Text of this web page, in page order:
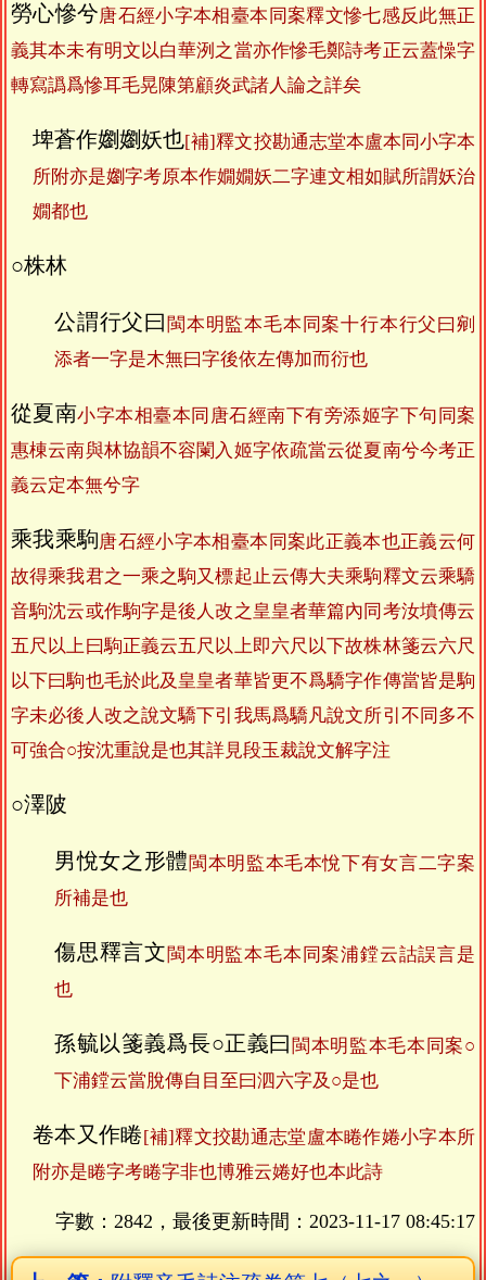
勞心慘兮唐石經小字本相臺本同案釋文慘七感反此無正
義其本未有明文以白華洌之當亦作慘毛鄭詩考正云蓋懆字
轉寫譌爲慘耳毛晃陳第顧炎武諸人論之詳矣
埤蒼作嬼嬼妖也[補]釋文挍勘通志堂本盧本同小字本
所附亦是嬼字考原本作嫺嫺妖二字連文相如賦所謂妖治
嫺都也
○株林
公謂行父曰 閩本明監本毛本同案十行本行父曰剜
添者一字是木無曰字後依左傳加而衍也
從夏南小字本相臺本同唐石經南下有旁添姬字下句同案
惠棟云南與林協韻不容闌入姬字依疏當云從夏南兮今考正
義云定本無兮字
乘我乘駒唐石經小字本相臺本同案此正義本也正義云何
故得乘我君之一乘之駒又標起止云傳大夫乘駒釋文云乘驕
音駒沈云或作駒字是後人改之皇皇者華篇內同考汝墳傳云
五尺以上曰駒正義云五尺以上即六尺以下故株林箋云六尺
以下曰駒也毛於此及皇皇者華皆更不爲驕字作傳當皆是駒
字未必後人改之說文驕下引我馬爲驕凡說文所引不同多不
可強合○按沈重說是也其詳見段玉裁說文解字注
○澤陂
男悅女之形體閩本明監本毛本悅下有女言二字案
所補是也
傷思釋言文閩本明監本毛本同案浦鏜云詁誤言是
也
孫毓以箋義爲長○正義曰閩本明監本毛本同案○
下浦鏜云當脫傳自目至曰泗六字及○是也
卷本又作睠[補]釋文挍勘通志堂盧本睠作婘小字本所
附亦是睠字考睠字非也博雅云婘好也本此詩
字數：2842，最後更新時間： 2023-11-17 08:45:17